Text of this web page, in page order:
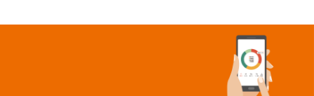
運用哲学・理念